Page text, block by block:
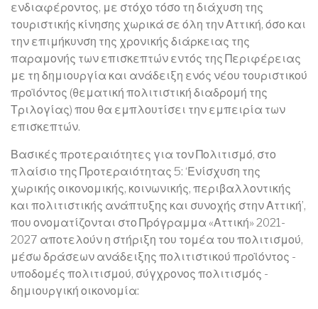
ενδιαφέροντος, με στόχο τόσο τη διάχυση της
τουριστικής κίνησης χωρικά σε όλη την Αττική, όσο και
την επιμήκυνση της χρονικής διάρκειας της
παραμονής των επισκεπτών εντός της Περιφέρειας
με τη δημιουργία και ανάδειξη ενός νέου τουριστικού
προϊόντος (θεματική πολιτιστική διαδρομή της
Τριλογίας) που θα εμπλουτίσει την εμπειρία των
επισκεπτών.
Βασικές προτεραιότητες για τον Πολιτισμό, στο
πλαίσιο της Προτεραιότητας 5: ‘Ενίσχυση της
χωρικής οικονομικής, κοινωνικής, περιβαλλοντικής
και πολιτιστικής ανάπτυξης και συνοχής στην Αττική’,
που ονοματίζονται στο Πρόγραμμα «Αττική» 2021-
2027 αποτελούν η στήριξη του τομέα του πολιτισμού,
μέσω δράσεων ανάδειξης πολιτιστικού προϊόντος -
υποδομές πολιτισμού, σύγχρονος πολιτισμός -
δημιουργική οικονομία: